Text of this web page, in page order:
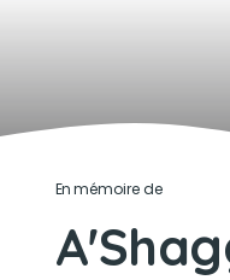
En mémoire de